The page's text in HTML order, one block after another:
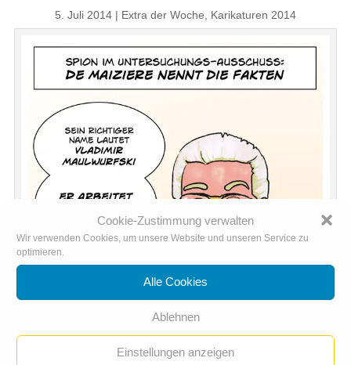
Cookie-Zustimmung verwalten
Wir verwenden Cookies, um unsere Website und unseren Service zu
optimieren.
Alle Cookies
Ablehnen
Einstellungen anzeigen
5. Juli 2014 Extra der Woche Karikaturen 2014
Spion im NSA-Untersuchungsausschuss enttarnt